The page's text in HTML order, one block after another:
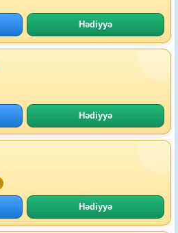
Hədiyyə
Hədiyyə
Hədiyyə